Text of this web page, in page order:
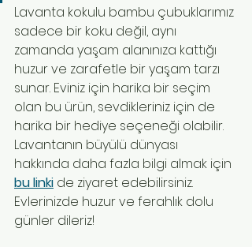
Lavanta kokulu bambu çubuklarımız
sadece bir koku değil, aynı
zamanda yaşam alanınıza kattığı
huzur ve zarafetle bir yaşam tarzı
sunar. Eviniz için harika bir seçim
olan bu ürün, sevdikleriniz için de
harika bir hediye seçeneği olabilir.
Lavantanın büyülü dünyası
hakkında daha fazla bilgi almak için
bu linki de ziyaret edebilirsiniz.
Evlerinizde huzur ve ferahlık dolu
günler dileriz!